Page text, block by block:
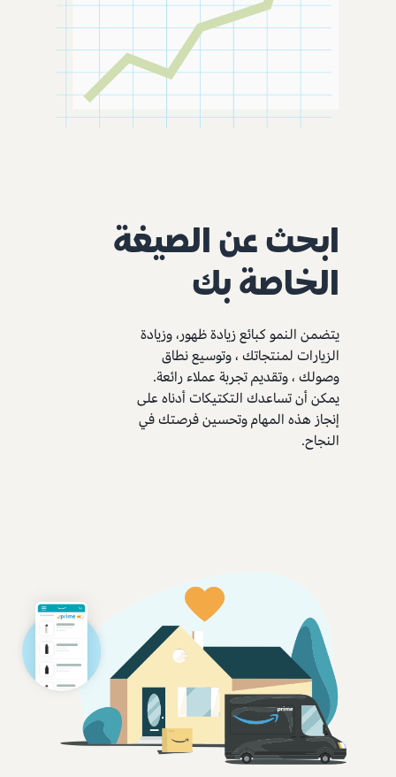
ابحث عن الصيغة
الخاصة بك
يتضمن النمو كبائع زيادة ظهور، وزيادة
الزيارات لمنتجاتك ، وتوسيع نطاق
وصولك ، وتقديم تجربة عملاء رائعة.
يمكن أن تساعدك التكتيكات أدناه على
إنجاز هذه المهام وتحسين فرصتك في
النجاح.